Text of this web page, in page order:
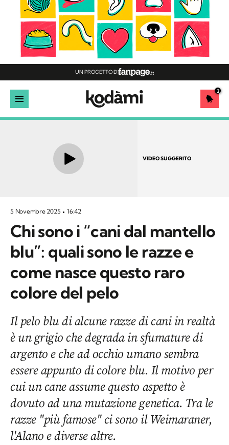
UN PROGETTO DI
2
VIDEO SUGGERITO
5 Novembre 2025 16:42
Chi sono i “cani dal mantello
blu”: quali sono le razze e
come nasce questo raro
colore del pelo
Il pelo blu di alcune razze di cani in realtà
è un grigio che degrada in sfumature di
argento e che ad occhio umano sembra
essere appunto di colore blu. Il motivo per
cui un cane assume questo aspetto è
dovuto ad una mutazione genetica. Tra le
razze "più famose" ci sono il Weimaraner,
l'Alano e diverse altre.